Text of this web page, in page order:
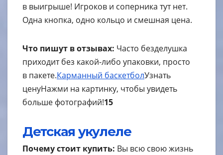
в выигрыше! Игроков и соперника тут нет.
Одна кнопка, одно кольцо и смешная цена.
Что пишут в отзывах: Часто безделушка
приходит без какой-либо упаковки, просто
в пакете.Карманный баскетболУзнать
ценуНажми на картинку, чтобы увидеть
больше фотографий!15
Детская укулеле
Почему стоит купить: Вы всю свою жизнь